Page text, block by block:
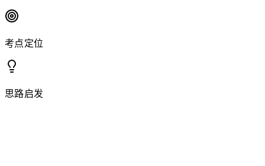
考点定位
思路启发